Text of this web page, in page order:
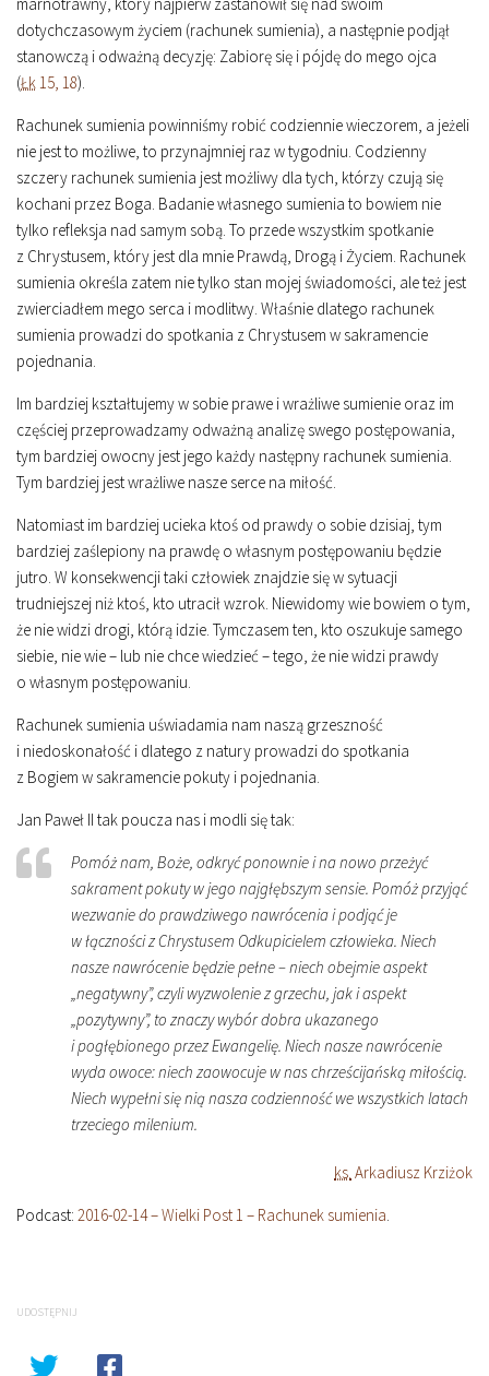
dotychczasowym życiem (rachunek sumienia), a następnie podjął
stanowczą i odważną decyzję: Zabiorę się i pójdę do mego ojca
(Łk15, 18).
Rachunek sumienia powinniśmy robić codziennie wieczorem, a jeżeli
nie jest to możliwe, to przynajmniej raz w tygodniu. Codzienny
szczery rachunek sumienia jest możliwy dla tych, którzy czują się
kochani przez Boga. Badanie własnego sumienia to bowiem nie
tylko refleksja nad samym sobą. To przede wszystkim spotkanie
z Chrystusem, który jest dla mnie Prawdą, Drogą i Życiem. Rachunek
sumienia określa zatem nie tylko stan mojej świadomości, ale też jest
zwierciadłem mego serca i modlitwy. Właśnie dlatego rachunek
sumienia prowadzi do spotkania z Chrystusem w sakramencie
pojednania.
Im bardziej kształtujemy w sobie prawe i wrażliwe sumienie oraz im
częściej przeprowadzamy odważną analizę swego postępowania,
tym bardziej owocny jest jego każdy następny rachunek sumienia.
Tym bardziej jest wrażliwe nasze serce na miłość.
Natomiast im bardziej ucieka ktoś od prawdy o sobie dzisiaj, tym
bardziej zaślepiony na prawdę o własnym postępowaniu będzie
jutro. W konsekwencji taki człowiek znajdzie się w sytuacji
trudniejszej niż ktoś, kto utracił wzrok. Niewidomy wie bowiem o tym,
że nie widzi drogi, którą idzie. Tymczasem ten, kto oszukuje samego
siebie, nie wie – lub nie chce wiedzieć – tego, że nie widzi prawdy
o własnym postępowaniu.
Rachunek sumienia uświadamia nam naszą grzeszność
i niedoskonałość i dlatego z natury prowadzi do spotkania
z Bogiem w sakramencie pokuty i pojednania.
Jan Paweł II tak poucza nas i modli się tak:
Pomóż nam, Boże, odkryć ponownie i na nowo przeżyć
sakrament pokuty w jego najgłębszym sensie. Pomóż przyjąć
wezwanie do prawdziwego nawrócenia i podjąć je
w łączności z Chrystusem Odkupicielem człowieka. Niech
nasze nawrócenie będzie pełne – niech obejmie aspekt
„negatywny”, czyli wyzwolenie z grzechu, jak i aspekt
„pozytywny”, to znaczy wybór dobra ukazanego
i pogłębionego przez Ewangelię. Niech nasze nawrócenie
wyda owoce: niech zaowocuje w nas chrześcijańską miłością.
Niech wypełni się nią nasza codzienność we wszystkich latach
trzeciego milenium.
ks. Arkadiusz Krziżok
Podcast: 2016-02-14 – Wielki Post 1 – Rachunek sumienia.
UDOSTĘPNIJ